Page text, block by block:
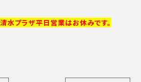
プラザ平日営業はお休みです。